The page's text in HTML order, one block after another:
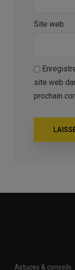
Site web
site web
prochain
Astuces & conseils